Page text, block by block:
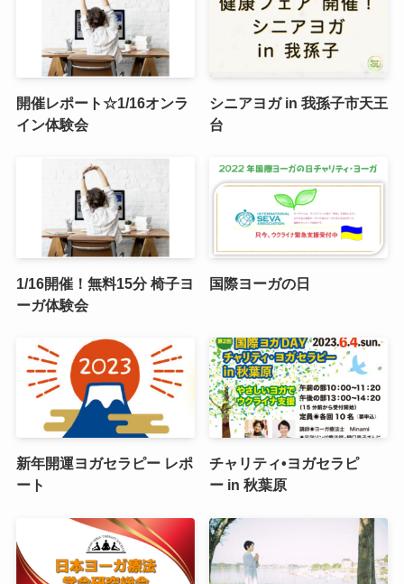
開催レポート☆1/16オンラ
イン体験会
シニアヨガ in 我孫子市天王
台
1/16開催！無料15分 椅子ヨ
ーガ体験会
国際ヨーガの日
新年開運ヨガセラピー レポ
ート
チャリティ•ヨガセラピ
ー in 秋葉原